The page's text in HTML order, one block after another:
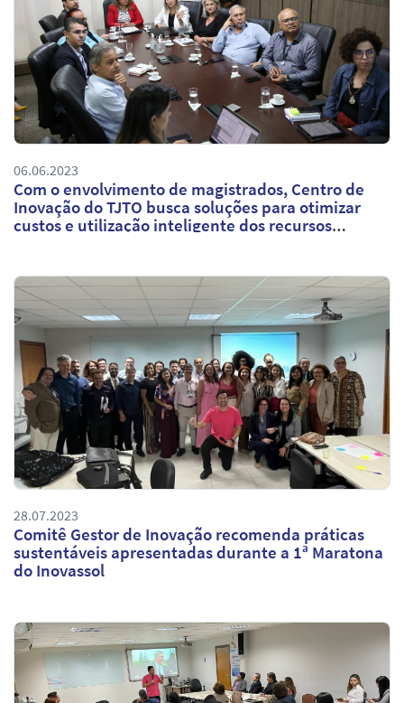
06.06.2023
Com o envolvimento de magistrados, Centro de
Inovação do TJTO busca soluções para otimizar
custos e utilização inteligente dos recursos
28.07.2023
Comitê Gestor de Inovação recomenda práticas
sustentáveis apresentadas durante a 1ª Maratona
do Inovassol